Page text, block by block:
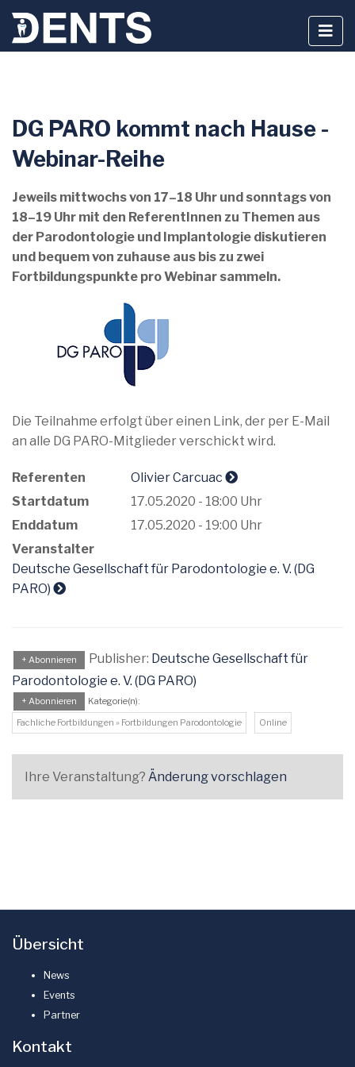
Inhalt
DG PARO kommt nach Hause -
Webinar-Reihe
Jeweils mittwochs von 17–18 Uhr und sonntags von
18–19 Uhr mit den ReferentInnen zu Themen aus
der Parodontologie und Implantologie diskutieren
und bequem von zuhause aus bis zu zwei
Fortbildungspunkte pro Webinar sammeln.
Die Teilnahme erfolgt über einen Link, der per E-Mail
an alle DG PARO-Mitglieder verschickt wird.
Referenten
Olivier Carcuac
Startdatum
17.05.2020 - 18:00 Uhr
Enddatum
17.05.2020 - 19:00 Uhr
Veranstalter
Deutsche Gesellschaft für Parodontologie e. V. (DG
PARO)
+ Abonnieren Publisher: Deutsche Gesellschaft für
Parodontologie e. V. (DG PARO)
+ Abonnieren
Kategorie(n):
Fachliche Fortbildungen » Fortbildungen Parodontologie
Online
Ihre Veranstaltung? Änderung vorschlagen
Übersicht
News
Events
Partner
Kontakt